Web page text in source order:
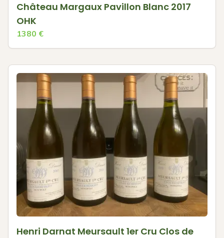
Château Margaux Pavillon Blanc 2017
OHK
1380 €
Henri Darnat Meursault 1er Cru Clos de